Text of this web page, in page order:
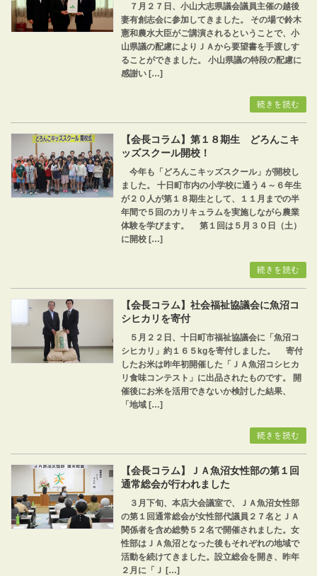
７月２７日、小山大志県議会議員主催の越後
妻有創志会に参加してきました。 その場で鈴木
憲和農水大臣がご講演されるということで、小
山県議の配慮によりＪＡから要望書を手渡しす
ることができました。 小山県議の特段の配慮に
感謝い […]
続きを読む
【会長コラム】第１８期生 どろんこキ
ッズスクール開校！
今年も「どろんこキッズスクール」が開校し
ました。 十日町市内の小学校に通う４～６年生
が２０人が第１８期生として、１１月までの半
年間で５回のカリキュラムを実施しながら農業
体験を学びます。 第１回は５月３０日（土）
に開校 […]
続きを読む
【会長コラム】社会福祉協議会に魚沼コ
シヒカリを寄付
５月２２日、十日町市福祉協議会に「魚沼コ
シヒカリ」約１６５kgを寄付しました。 寄付
したお米は昨年初開催した「ＪＡ魚沼コシヒカ
リ食味コンテスト」に出品されたものです。 開
催後にお米を活用できないか検討した結果、
「地域 […]
続きを読む
【会長コラム】ＪＡ魚沼女性部の第１回
通常総会が行われました
３月下旬、本店大会議室で、ＪＡ魚沼女性部
の第１回通常総会が女性部代議員２７名とＪＡ
関係者を含め総勢５２名で開催されました。女
性部はＪＡ魚沼となった後もそれぞれの地域で
活動を続けてきました。設立総会を開き、昨年
２月に「Ｊ […]